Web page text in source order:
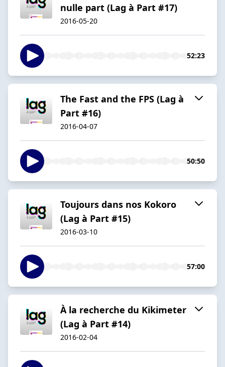
nulle part (Lag à Part #17)
2016-05-20
52:23
The Fast and the FPS (Lag à
Part #16)
2016-04-07
50:50
Toujours dans nos Kokoro
(Lag à Part #15)
2016-03-10
57:00
À la recherche du Kikimeter
(Lag à Part #14)
2016-02-04